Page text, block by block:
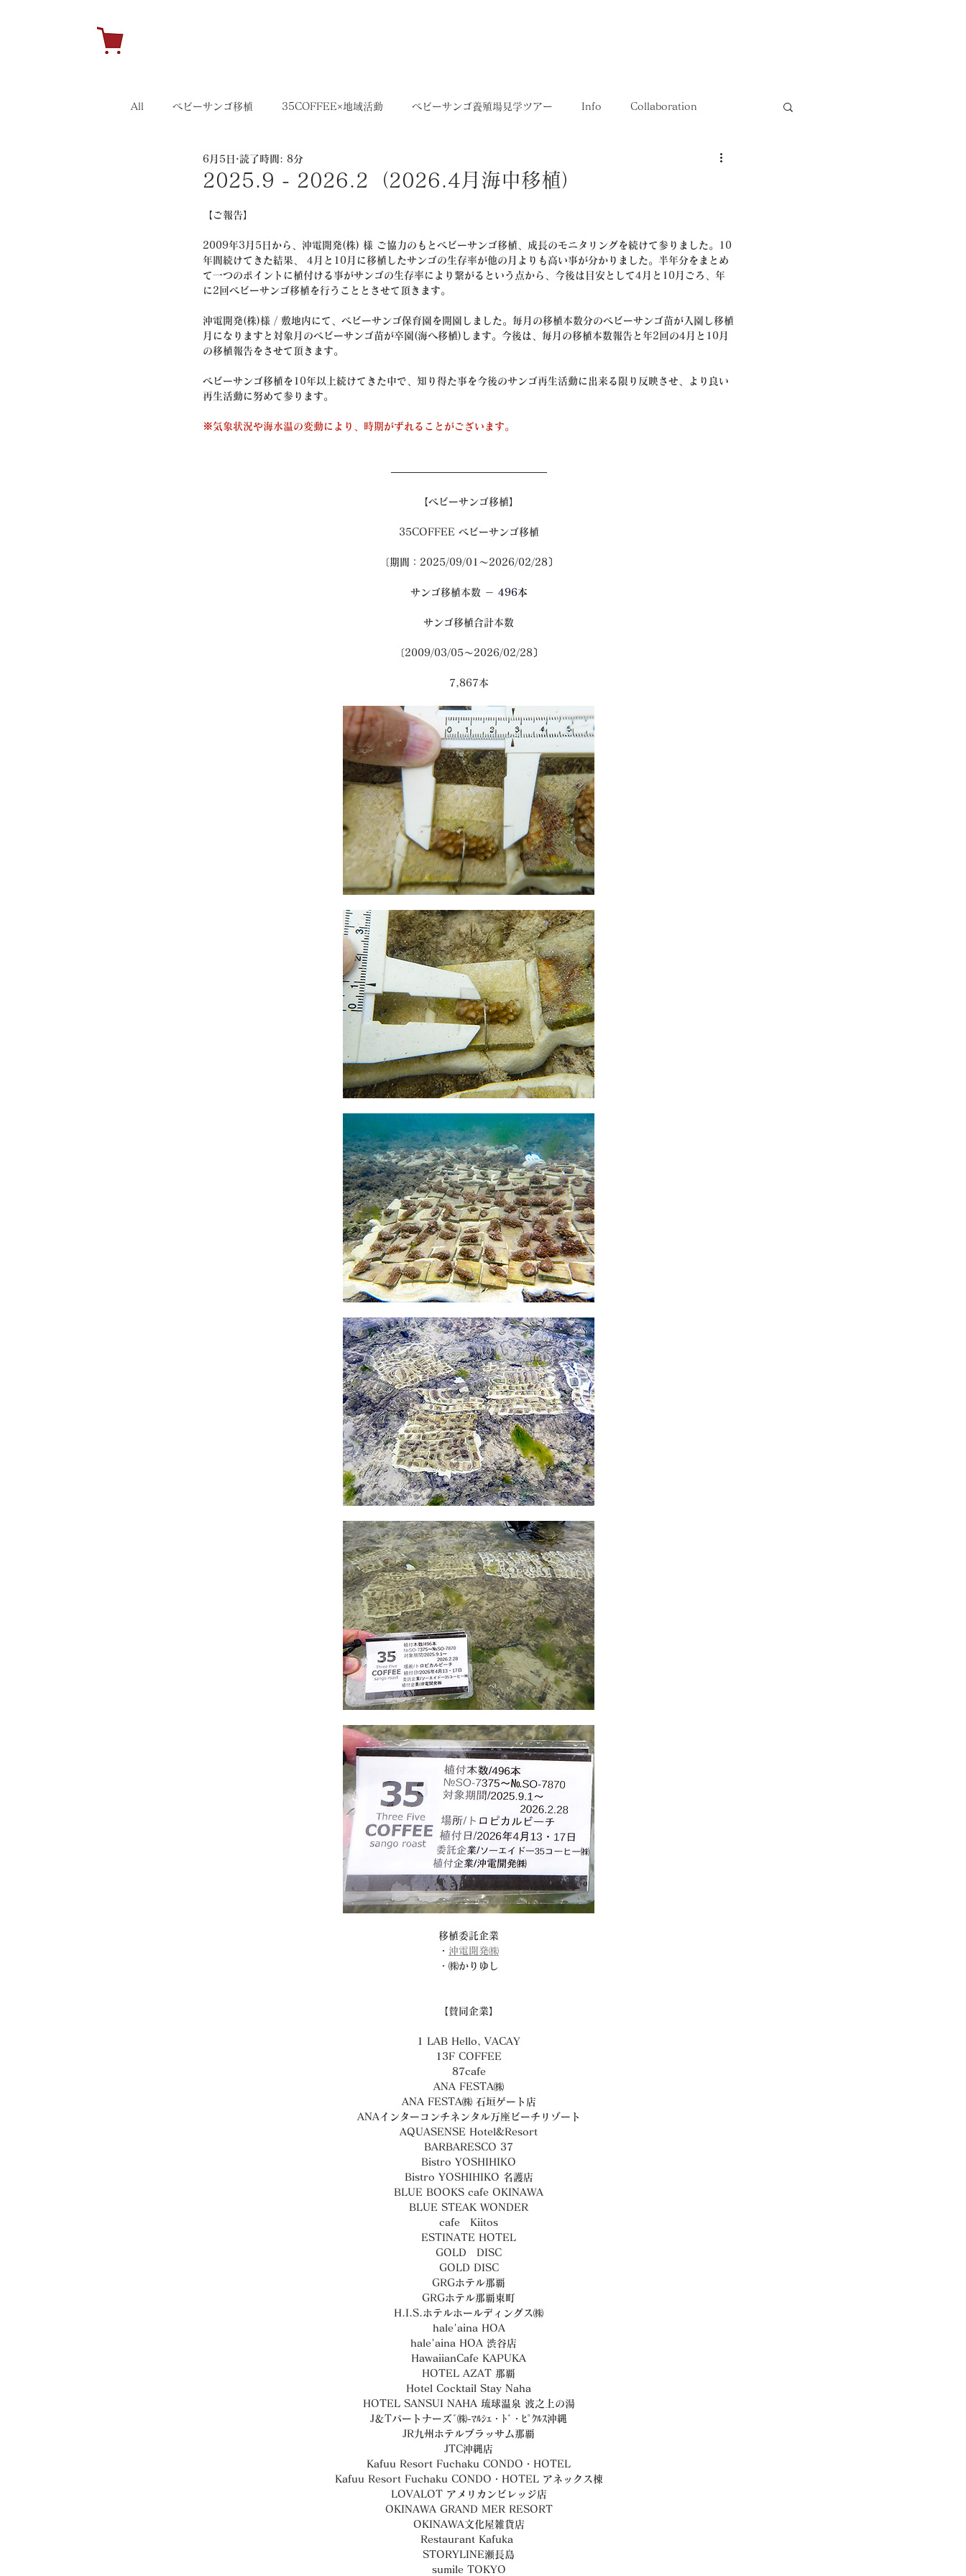
All ベビーサンゴ移植 35COFFEE×地域活動 ベビーサンゴ養殖場見学ツアー Info Collaboration
キャンペーン 35イベント
2025.9 - 2026.2（2026.4月海中移植）
6月5日 読了時間: 8分
【ご報告】
2009年3月5日から、沖電開発(株) 様 ご協力のもとベビーサンゴ移植、成長のモニタリングを続けて参りました。10
年間続けてきた結果、 4月と10月に移植したサンゴの生存率が他の月よりも高い事が分かりました。半年分をまとめ
て一つのポイントに植付ける事がサンゴの生存率により繋がるという点から、今後は目安として4月と10月ごろ、年
に2回ベビーサンゴ移植を行うこととさせて頂きます。
沖電開発(株)様 / 敷地内にて、ベビーサンゴ保育園を開園しました。毎月の移植本数分のベビーサンゴ苗が入園し移植
月になりますと対象月のベビーサンゴ苗が卒園(海へ移植)します。今後は、毎月の移植本数報告と年2回の4月と10月
の移植報告をさせて頂きます。
ベビーサンゴ移植を10年以上続けてきた中で、知り得た事を今後のサンゴ再生活動に出来る限り反映させ、より良い
再生活動に努めて参ります。
※気象状況や海水温の変動により、時期がずれることがございます。
———————————————–
【ベビーサンゴ移植】
35COFFEE ベビーサンゴ移植
〔期間：2025/09/01～2026/02/28〕
サンゴ移植本数 － 496本
サンゴ移植合計本数
〔2009/03/05～2026/02/28〕
7,867本
移植委託企業
・ 沖電開発㈱
・㈱かりゆし
【賛同企業】
1 LAB Hello, VACAY
13F COFFEE
87cafe
ANA FESTA㈱
ANA FESTA㈱ 石垣ゲート店
ANAインターコンチネンタル万座ビーチリゾート
AQUASENSE Hotel&Resort
BARBARESCO 37
Bistro YOSHIHIKO
Bistro YOSHIHIKO 名護店
BLUE BOOKS cafe OKINAWA
BLUE STEAK WONDER
cafe　Kiitos
ESTINATE HOTEL
GOLD　DISC
GOLD DISC
GRGホテル那覇
GRGホテル那覇東町
H.I.S.ホテルホールディングス㈱
hale'aina HOA
hale'aina HOA 渋谷店
HawaiianCafe KAPUKA
HOTEL AZAT 那覇
Hotel Cocktail Stay Naha
HOTEL SANSUI NAHA 琉球温泉 波之上の湯
J＆Tパートナーズﾞ㈱-ﾏﾙｼｪ・ﾄﾞ・ﾋﾟｸﾙｽ沖縄
JR九州ホテルブラッサム那覇
JTC沖縄店
Kafuu Resort Fuchaku CONDO・HOTEL
Kafuu Resort Fuchaku CONDO・HOTEL アネックス棟
LOVALOT アメリカンビレッジ店
OKINAWA GRAND MER RESORT
OKINAWA文化屋雑貨店
Restaurant Kafuka
STORYLINE瀬長島
sumile TOKYO